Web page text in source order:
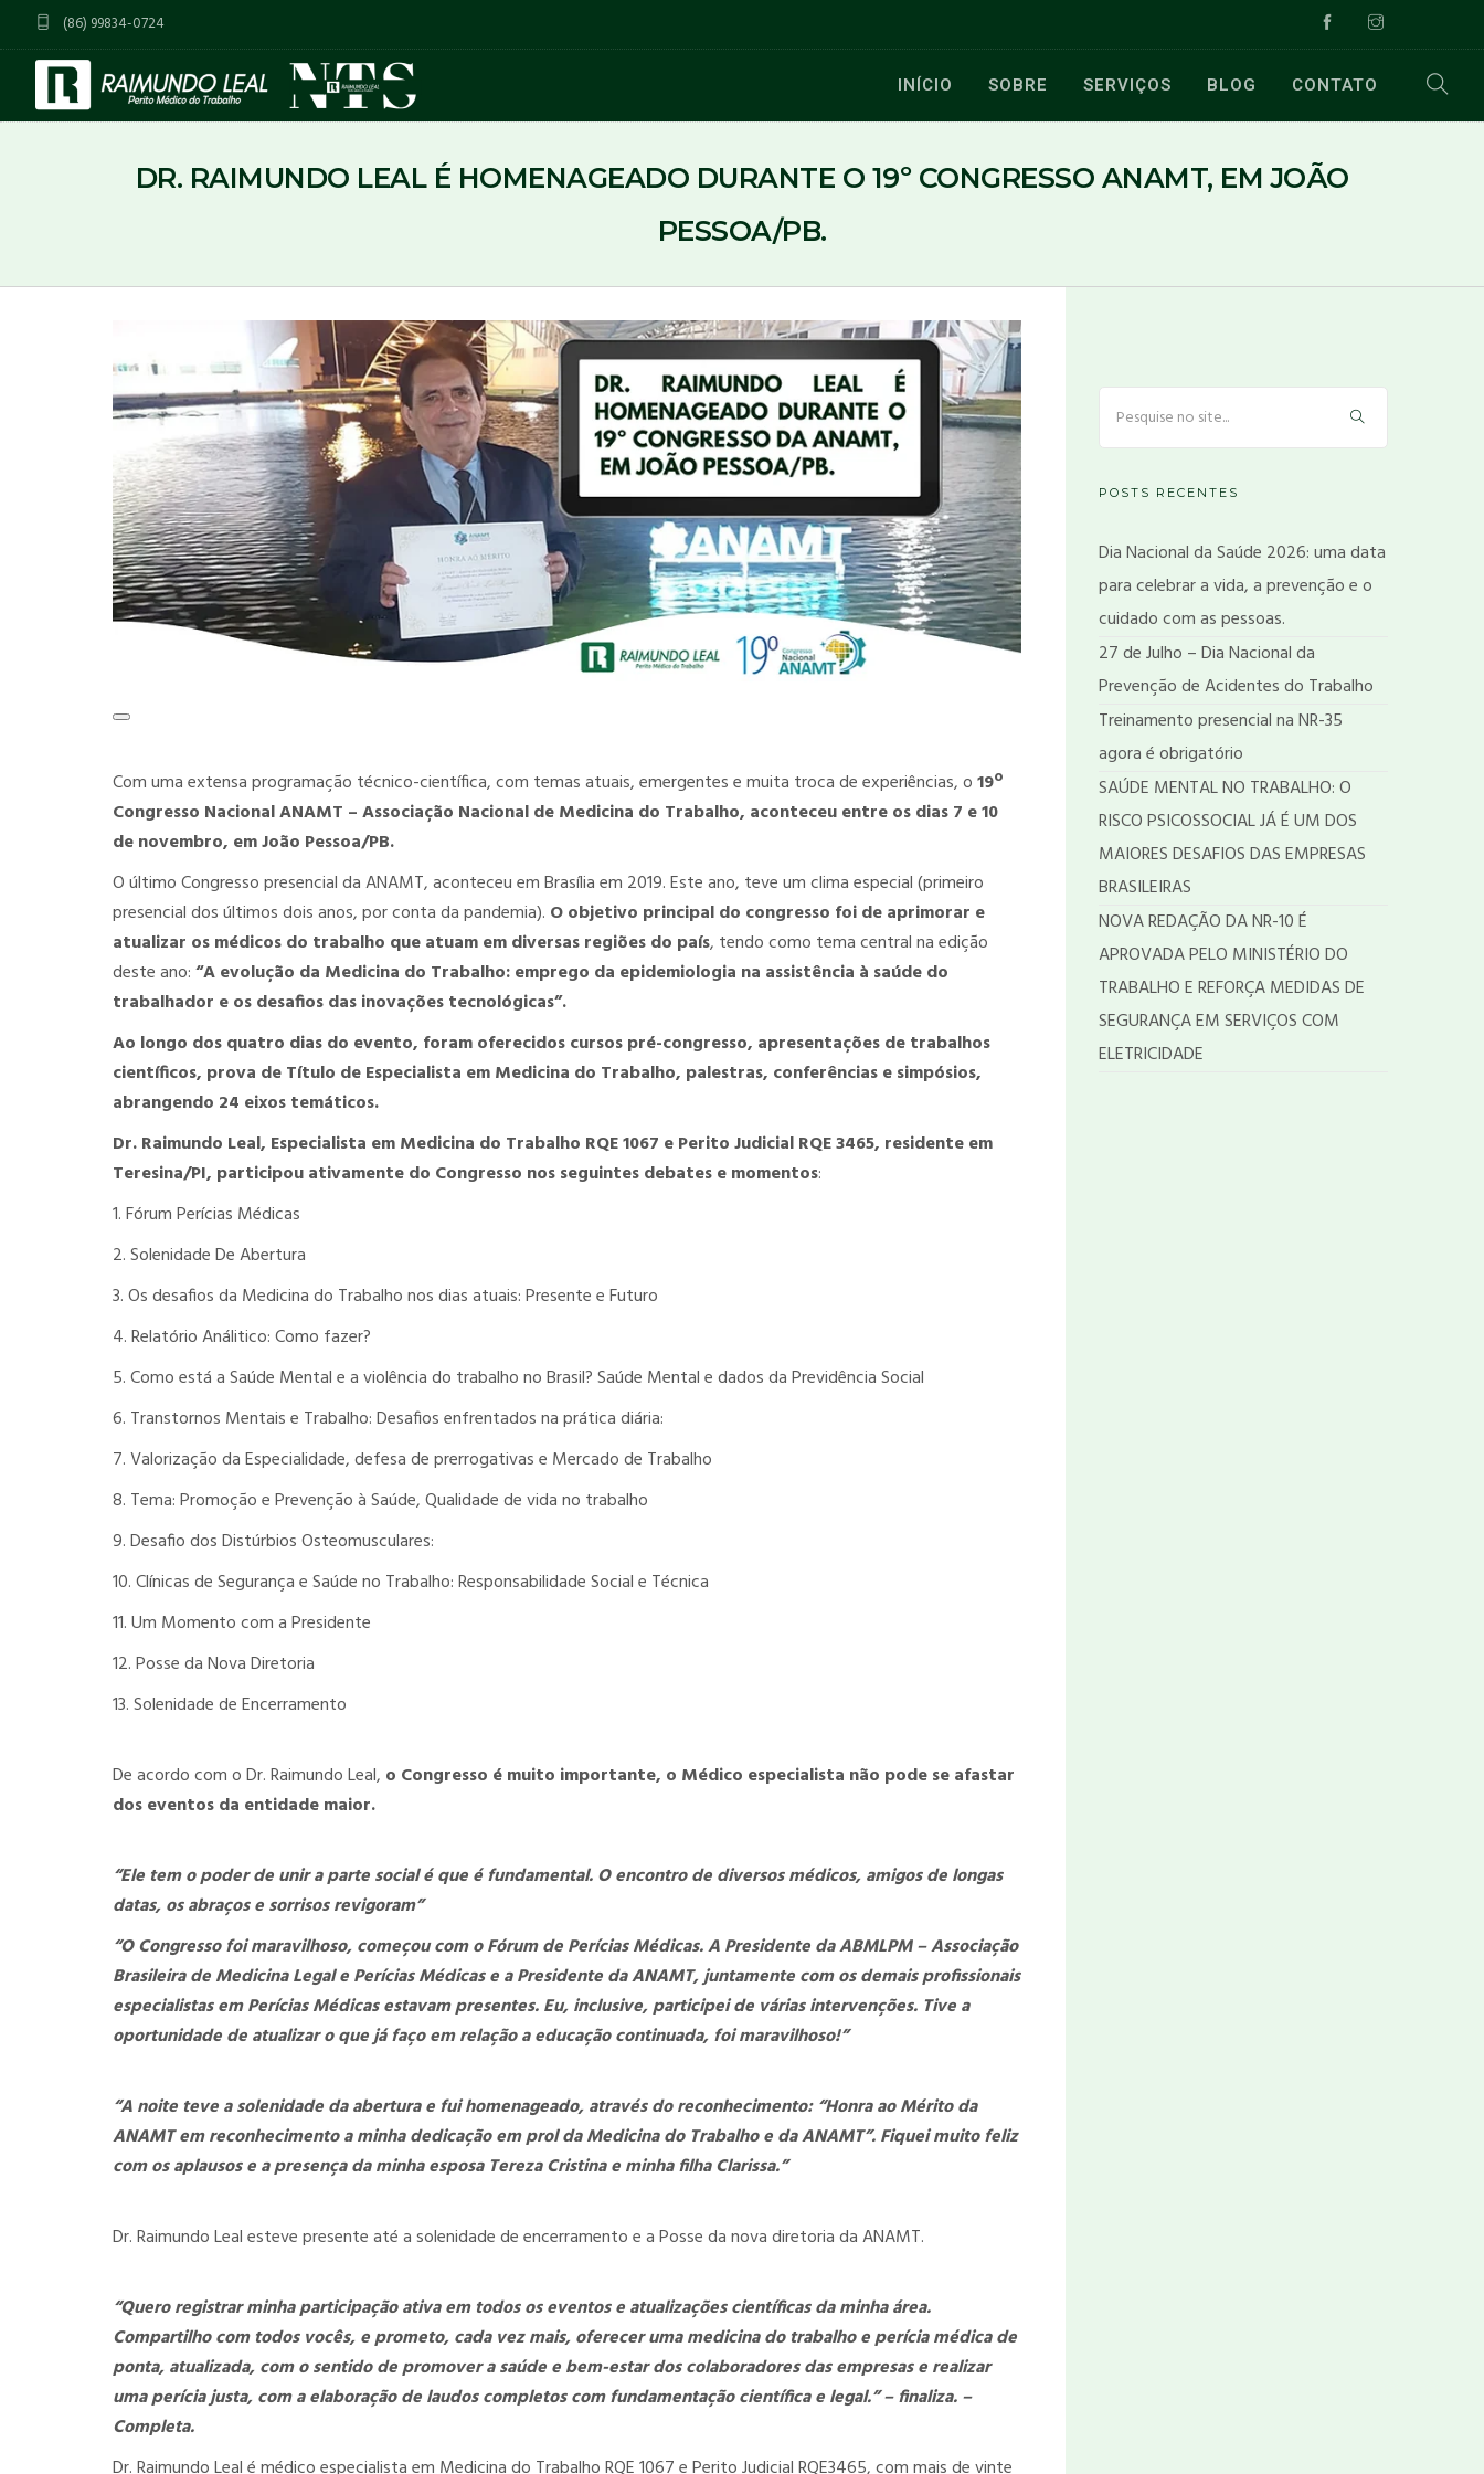
(86) 99834-0724
INÍCIO SOBRE SERVIÇOS BLOG CONTATO
DR. RAIMUNDO LEAL É HOMENAGEADO DURANTE O 19º CONGRESSO ANAMT, EM JOÃO
PESSOA/PB.
Com uma extensa programação técnico-científica, com temas atuais, emergentes e muita troca de experiências, o19º
Congresso Nacional ANAMT – Associação Nacional de Medicina do Trabalho, aconteceu entre os dias 7 e 10
de novembro, em João Pessoa/PB.
O último Congresso presencial da ANAMT, aconteceu em Brasília em 2019. Este ano, teve um clima especial (primeiro
presencial dos últimos dois anos, por conta da pandemia). O objetivo principal do congresso foi de aprimorar e
atualizar os médicos do trabalho que atuam em diversas regiões do país, tendo como tema central na edição
deste ano:“A evolução da Medicina do Trabalho: emprego da epidemiologia na assistência à saúde do
trabalhador e os desafios das inovações tecnológicas”.
Ao longo dos quatro dias do evento, foram oferecidos cursos pré-congresso, apresentações de trabalhos
científicos, prova de Título de Especialista em Medicina do Trabalho, palestras, conferências e simpósios,
abrangendo 24 eixos temáticos.
Dr. Raimundo Leal, Especialista em Medicina do Trabalho RQE 1067 e Perito Judicial RQE 3465, residente em
Teresina/PI, participou ativamente do Congresso nos seguintes debates e momentos:
1. Fórum Perícias Médicas
2. Solenidade De Abertura
3. Os desafios da Medicina do Trabalho nos dias atuais: Presente e Futuro
4. Relatório Análitico: Como fazer?
5. Como está a Saúde Mental e a violência do trabalho no Brasil? Saúde Mental e dados da Previdência Social
6. Transtornos Mentais e Trabalho: Desafios enfrentados na prática diária:
7. Valorização da Especialidade, defesa de prerrogativas e Mercado de Trabalho
8. Tema: Promoção e Prevenção à Saúde, Qualidade de vida no trabalho
9. Desafio dos Distúrbios Osteomusculares:
10. Clínicas de Segurança e Saúde no Trabalho: Responsabilidade Social e Técnica
11. Um Momento com a Presidente
12. Posse da Nova Diretoria
13. Solenidade de Encerramento
De acordo com o Dr. Raimundo Leal, o Congresso é muito importante, o Médico especialista não pode se afastar
dos eventos da entidade maior.
“Ele tem o poder de unir a parte social é que é fundamental. O encontro de diversos médicos, amigos de longas
datas, os abraços e sorrisos revigoram”
“O Congresso foi maravilhoso, começou com o Fórum de Perícias Médicas. A Presidente da ABMLPM – Associação
Brasileira de Medicina Legal e Perícias Médicas e a Presidente da ANAMT, juntamente com os demais profissionais
especialistas em Perícias Médicas estavam presentes. Eu, inclusive, participei de várias intervenções. Tive a
oportunidade de atualizar o que já faço em relação a educação continuada, foi maravilhoso!”
“A noite teve a solenidade da abertura e fui homenageado, através do reconhecimento: “Honra ao Mérito da
ANAMT em reconhecimento a minha dedicação em prol da Medicina do Trabalho e da ANAMT”. Fiquei muito feliz
com os aplausos e a presença da minha esposa Tereza Cristina e minha filha Clarissa.”
Dr. Raimundo Leal esteve presente até a solenidade de encerramento e a Posse da nova diretoria da ANAMT.
“Quero registrar minha participação ativa em todos os eventos e atualizações científicas da minha área.
Compartilho com todos vocês, e prometo, cada vez mais, oferecer uma medicina do trabalho e perícia médica de
ponta, atualizada, com o sentido de promover a saúde e bem-estar dos colaboradores das empresas e realizar
uma perícia justa, com a elaboração de laudos completos com fundamentação científica e legal.” – finaliza. –
Completa.
POSTS RECENTES
Dia Nacional da Saúde 2026: uma data
para celebrar a vida, a prevenção e o
cuidado com as pessoas.
27 de Julho – Dia Nacional da
Prevenção de Acidentes do Trabalho
Treinamento presencial na NR-35
agora é obrigatório
SAÚDE MENTAL NO TRABALHO: O
RISCO PSICOSSOCIAL JÁ É UM DOS
MAIORES DESAFIOS DAS EMPRESAS
BRASILEIRAS
NOVA REDAÇÃO DA NR-10 É
APROVADA PELO MINISTÉRIO DO
TRABALHO E REFORÇA MEDIDAS DE
SEGURANÇA EM SERVIÇOS COM
ELETRICIDADE